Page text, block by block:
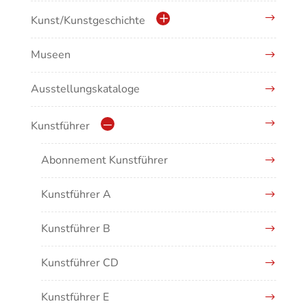
Kulturdenkmale in Baden-Württemberg
Kunst/Kunstgeschichte
Antike/Mittelalter
Renaissance/Barock/19. Jahrhundert
Moderne/Gegenwartskunst
Übergreifende Darstellungen
Museen
Ausstellungskataloge
Kunstführer
Abonnement Kunstführer
Kunstführer A
Kunstführer B
Kunstführer CD
Kunstführer E